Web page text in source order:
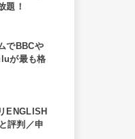
題！
でBBCや
が最も格
ENGLISH
評判／申